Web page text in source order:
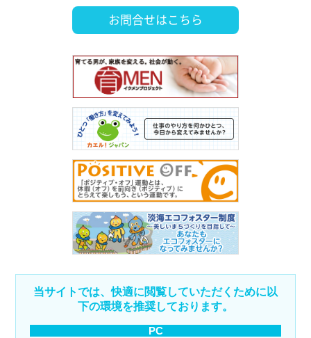
お問合せはこちら
当サイトでは、快適に閲覧していただくために以
下の環境を推奨しております。
PC